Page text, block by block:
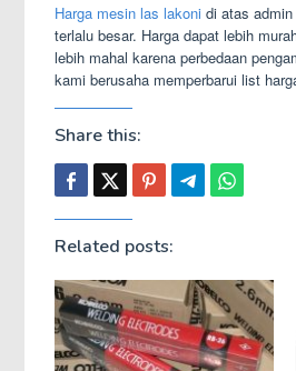
Harga mesin las lakoni di atas
terlalu besar. Harga dapat lebih
lebih mahal karena perbedaan
kami berusaha memperbarui list
Share this:
Related posts: